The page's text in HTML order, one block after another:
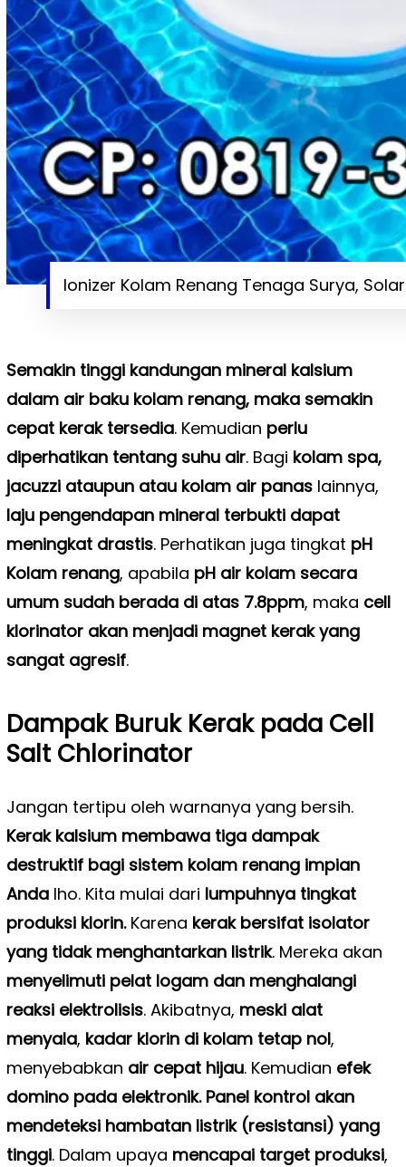
Ionizer Kolam Renang Tenaga Surya,
Semakin tinggi kandungan mineral kalsium
dalam air baku kolam renang, maka semakin
cepat kerak tersedia. Kemudian perlu
diperhatikan tentang suhu air. Bagi kolam spa,
jacuzzi ataupun atau kolam air panaslainnya,
laju pengendapan mineral terbukti dapat
meningkat drastis. Perhatikan juga tingkat pH
Kolam renang, apabila pH air kolam secara
umum sudah berada di atas 7.8ppm, maka cell
klorinator akan menjadi magnet kerak yang
sangat agresif.
Dampak Buruk Kerak pada Cell
Salt Chlorinator
Jangan tertipu oleh warnanya yang bersih.
Kerak kalsium membawa tiga dampak
destruktif bagi sistem kolam renang impian
Andalho. Kita mulai dari lumpuhnya tingkat
produksi klorin. Karena kerak bersifat isolator
yang tidak menghantarkan listrik. Mereka akan
menyelimuti pelat logam dan menghalangi
reaksi elektrolisis. Akibatnya, meski alat
menyala, kadar klorin di kolam tetap nol,
menyebabkan air cepat hijau. Kemudian efek
domino pada elektronik. Panel kontrol akan
mendeteksi hambatan listrik (resistansi) yang
tinggi. Dalam upaya mencapai target produksi,